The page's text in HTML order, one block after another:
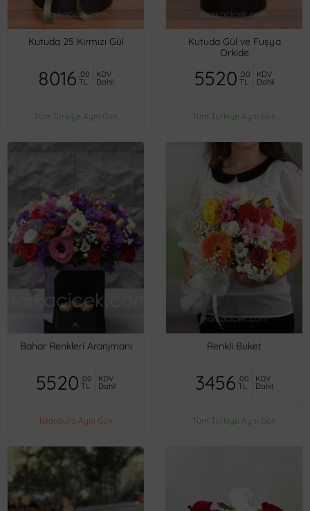
Kutuda 25 Kırmızı Gül
8016 ,00
TL
KDV
Dahil
Tüm Türkiye Aynı Gün
Kutuda Gül ve Fuşya
Orkide
5520 ,00
TL
KDV
Dahil
Tüm Türkiye Aynı Gün
Bahar Renkleri Aranjmanı
5520 ,00
TL
KDV
Dahil
İstanbul'a Aynı Gün
Renkli Buket
3456 ,00
TL
KDV
Dahil
Tüm Türkiye Aynı Gün